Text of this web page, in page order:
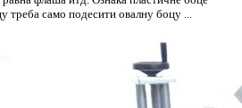
треба само подесити овалну боцу ...